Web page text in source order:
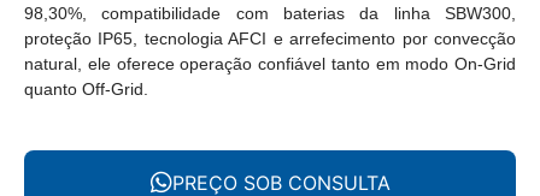
98,30%, compatibilidade com baterias da linha SBW300,
proteção IP65, tecnologia AFCI e arrefecimento por convecção
natural, ele oferece operação confiável tanto em modo On-Grid
quanto Off-Grid.
PREÇO SOB CONSULTA